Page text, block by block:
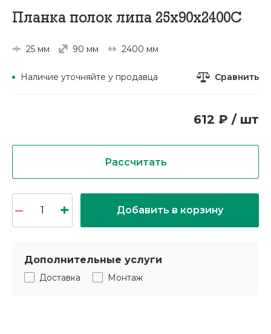
Планка полок липа 25х90х2400С
25 мм 90 мм 2400 мм
Наличие уточняйте у продавца Сравнить
612 ₽ / шт
Рассчитать
Добавить в корзину
Дополнительные услуги
Доставка Монтаж